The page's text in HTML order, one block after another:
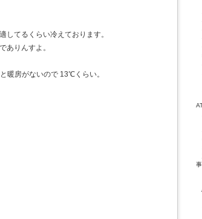
てるくらい冷えております。
ありんすよ。
暖房がないので 13℃くらい。